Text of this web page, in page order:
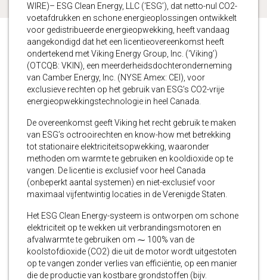
WIRE)– ESG Clean Energy, LLC (‘ESG’), dat netto-nul CO2-
voetafdrukken en schone energieoplossingen ontwikkelt
voor gedistribueerde energieopwekking, heeft vandaag
aangekondigd dat het een licentieovereenkomst heeft
ondertekend met Viking Energy Group, Inc. (‘Viking’)
(OTCQB: VKIN), een meerderheidsdochteronderneming
van Camber Energy, Inc. (NYSE Amex: CEI), voor
exclusieve rechten op het gebruik van ESG’s CO2-vrije
energieopwekkingstechnologie in heel Canada.
De overeenkomst geeft Viking het recht gebruik te maken
van ESG’s octrooirechten en know-how met betrekking
tot stationaire elektriciteitsopwekking, waaronder
methoden om warmte te gebruiken en kooldioxide op te
vangen. De licentie is exclusief voor heel Canada
(onbeperkt aantal systemen) en niet-exclusief voor
maximaal vijfentwintig locaties in de Verenigde Staten.
Het ESG Clean Energy-systeem is ontworpen om schone
elektriciteit op te wekken uit verbrandingsmotoren en
afvalwarmte te gebruiken om ⁓ 100% van de
koolstofdioxide (CO2) die uit de motor wordt uitgestoten
op te vangen zonder verlies van efficiëntie, op een manier
die de productie van kostbare grondstoffen (bijv.